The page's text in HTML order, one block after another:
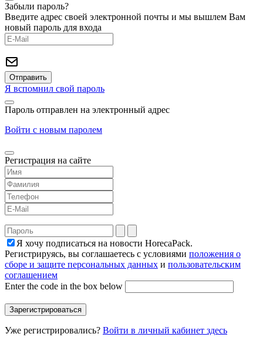
Забыли пароль?
Введите адрес своей электронной почты и мы вышлем Вам
новый пароль для входа
Я вспомнил свой пароль
Пароль отправлен на электронный адрес
Войти с новым паролем
Регистрация на сайте
Я хочу подписаться на новости HorecaPack.
Регистрируясь, вы соглашаетесь с условиями положения о
сборе и защите персональных данных и пользовательским
соглашением
Enter the code in the box below
Уже регистрировались? Войти в личный кабинет здесь